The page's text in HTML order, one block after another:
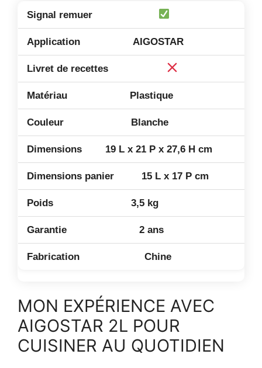
AIGOSTAR
Plastique
Blanche
19 L x 21 P x 27,6 H cm
15 L x 17 P cm
3,5 kg
2 ans
Chine
MON EXPÉRIENCE AVEC
AIGOSTAR 2L POUR
CUISINER AU QUOTIDIEN